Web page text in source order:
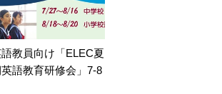
教員向け「ELEC夏
語教育研修会」7-8